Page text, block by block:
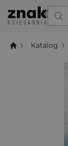
Katalog